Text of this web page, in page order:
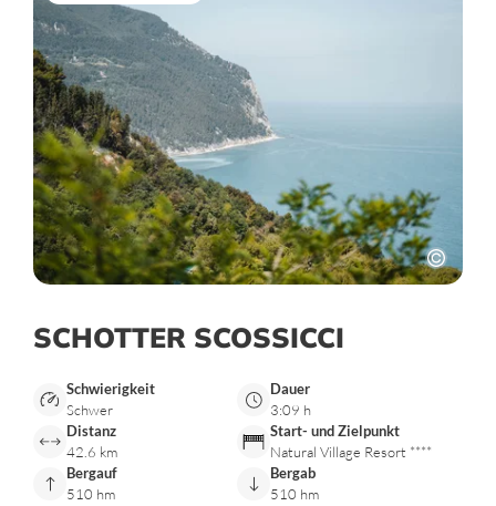
SCHOTTER SCOSSICCI
Schwierigkeit
Schwer
Dauer
3:09 h
Distanz
42.6 km
Start- und Zielpunkt
Natural Village Resort ****
Bergauf
510 hm
Bergab
510 hm